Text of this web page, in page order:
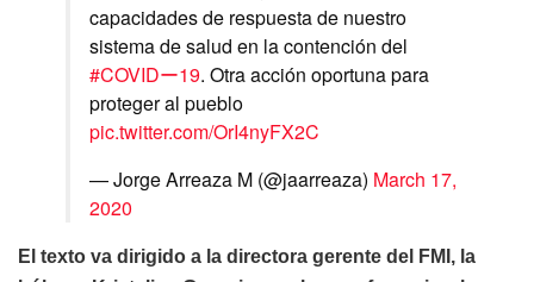
capacidades de respuesta de nuestro
sistema de salud en la contención del
#COVIDー19. Otra acción oportuna para
proteger al pueblo
pic.twitter.com/OrI4nyFX2C
— Jorge Arreaza M (@jaarreaza) March 17,
2020
El texto va dirigido a la directora gerente del FMI, la